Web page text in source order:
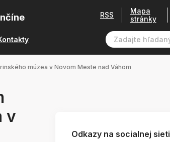
RSS
Mapa
stránky
múzea v Novom Meste nad Váhom
v
Odkazy na socialnej sieti